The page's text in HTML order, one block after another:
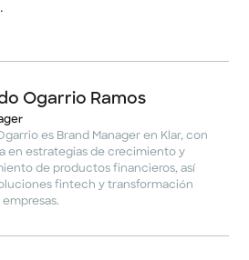
Ogarrio Ramos
es Brand Manager en Klar, con
en estrategias de crecimiento y
de productos financieros, así
fintech y transformación